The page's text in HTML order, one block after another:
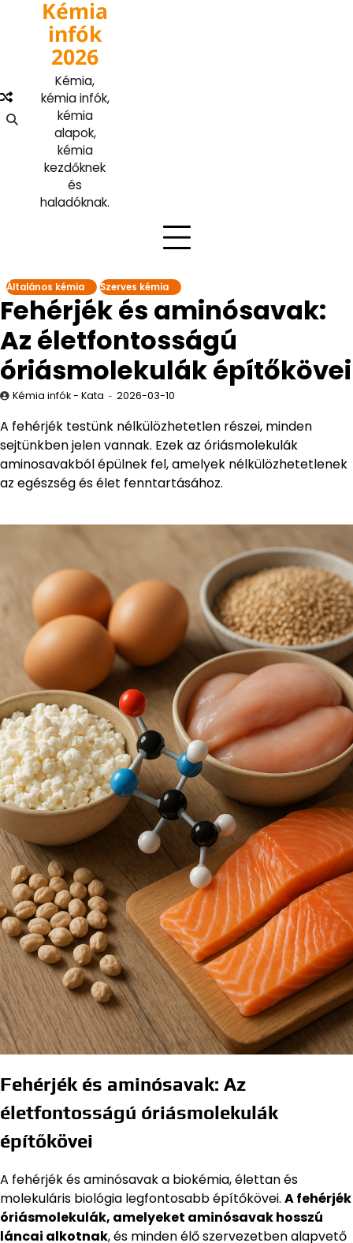
Kémia
infók
2026
Kémia,
kémia infók,
kémia
alapok,
kémia
kezdőknek
és
haladóknak.
Általános kémia Szerves kémia
Fehérjék és aminósavak:
Az életfontosságú
óriásmolekulák építőkövei
Kémia infók - Kata 2026-03-10
A fehérjék testünk nélkülözhetetlen részei, minden
sejtünkben jelen vannak. Ezek az óriásmolekulák
aminosavakból épülnek fel, amelyek nélkülözhetetlenek
az egészség és élet fenntartásához.
Fehérjék és aminósavak: Az
életfontosságú óriásmolekulák
építőkövei
A fehérjék és aminósavak a biokémia, élettan és
molekuláris biológia legfontosabb építőkövei. A fehérjék
óriásmolekulák, amelyeket aminósavak hosszú
láncai alkotnak, és minden élő szervezetben alapvető